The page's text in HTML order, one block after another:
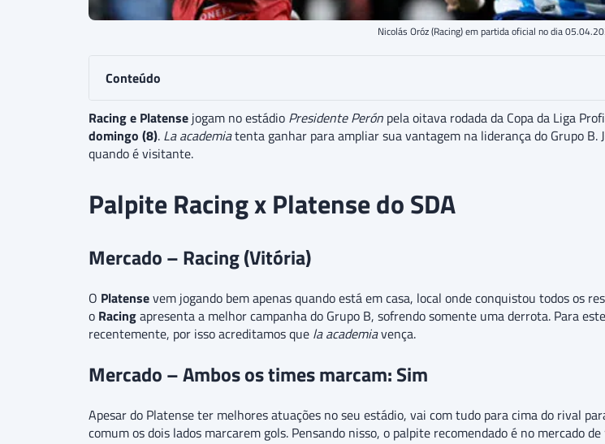
Nicolás Oróz (Racing) em partida oficial no dia
Conteúdo
Racing e Platense jogam no estádio Presidente Perón pela oitava rodada da Copa da Liga
domingo (8). La academiatenta ganhar para ampliar sua vantagem na liderança do Grupo B.
quando é visitante.
Palpite Racing x Platense do SDA
Mercado – Racing (Vitória)
O Platensevem jogando bem apenas quando está em casa, local onde conquistou todos os
o Racingapresenta a melhor campanha do Grupo B, sofrendo somente uma derrota. Para
recentemente, por isso acreditamos que la academiavença.
Mercado – Ambos os times marcam: Sim
Apesar do Platense ter melhores atuações no seu estádio, vai com tudo para cima do rival
comum os dois lados marcarem gols. Pensando nisso, o palpite recomendado é no mercado de